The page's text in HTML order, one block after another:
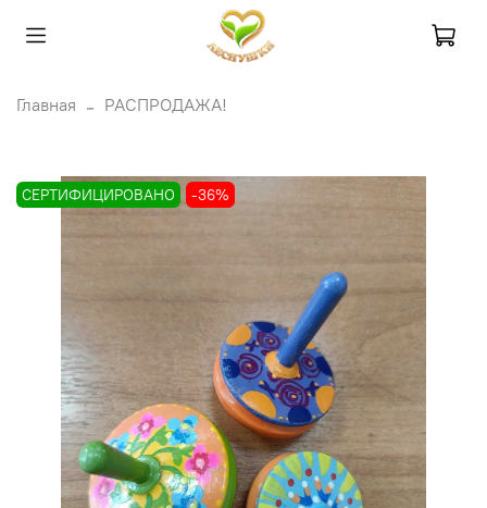
Главная РАСПРОДАЖА!
СЕРТИФИЦИРОВАНО -36%